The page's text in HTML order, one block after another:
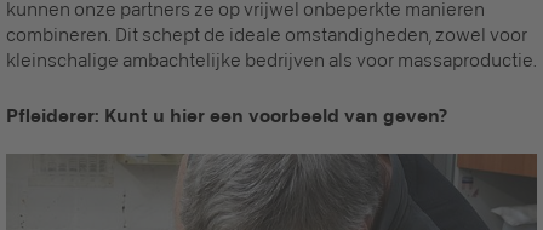
kunnen onze partners ze op vrijwel onbeperkte manieren
combineren. Dit schept de ideale omstandigheden, zowel voor
kleinschalige ambachtelijke bedrijven als voor massaproductie.
Pfleiderer: Kunt u hier een voorbeeld van geven?